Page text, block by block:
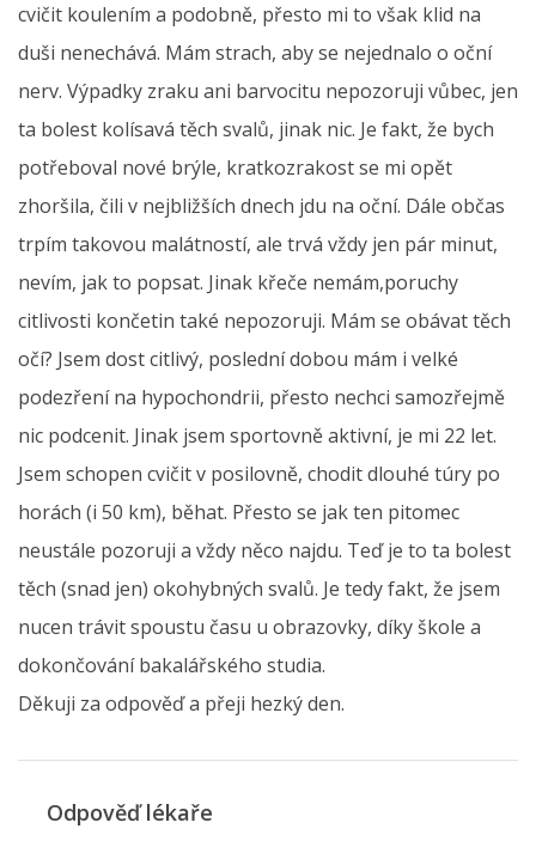
cvičit koulením a podobně, přesto mi to však klid na
duši nenechává. Mám strach, aby se nejednalo o oční
nerv. Výpadky zraku ani barvocitu nepozoruji vůbec, jen
ta bolest kolísavá těch svalů, jinak nic. Je fakt, že bych
potřeboval nové brýle, kratkozrakost se mi opět
zhoršila, čili v nejbližších dnech jdu na oční. Dále občas
trpím takovou malátností, ale trvá vždy jen pár minut,
nevím, jak to popsat. Jinak křeče nemám,poruchy
citlivosti končetin také nepozoruji. Mám se obávat těch
očí? Jsem dost citlivý, poslední dobou mám i velké
podezření na hypochondrii, přesto nechci samozřejmě
nic podcenit. Jinak jsem sportovně aktivní, je mi 22 let.
Jsem schopen cvičit v posilovně, chodit dlouhé túry po
horách (i 50 km), běhat. Přesto se jak ten pitomec
neustále pozoruji a vždy něco najdu. Teď je to ta bolest
těch (snad jen) okohybných svalů. Je tedy fakt, že jsem
nucen trávit spoustu času u obrazovky, díky škole a
dokončování bakalářského studia.
Děkuji za odpověď a přeji hezký den.
Odpověď lékaře